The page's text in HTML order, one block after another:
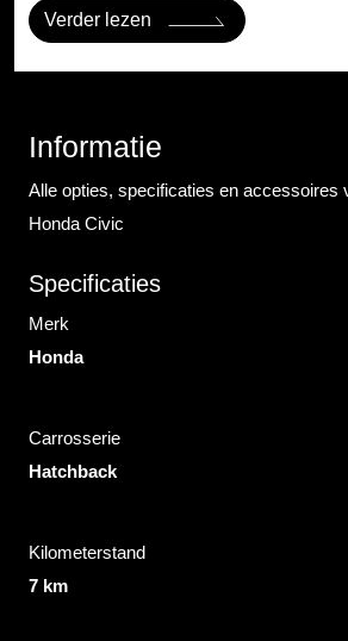
Verder lezen
Informatie
Alle opties, specificaties en accessoires
Honda Civic
Specificaties
Merk
Honda
Carrosserie
Hatchback
Kilometerstand
7 km